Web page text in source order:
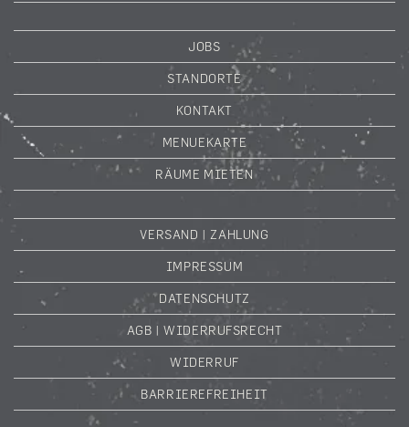
JOBS
STANDORTE
KONTAKT
MENUEKARTE
RÄUME MIETEN
VERSAND | ZAHLUNG
IMPRESSUM
DATENSCHUTZ
AGB | WIDERRUFSRECHT
WIDERRUF
BARRIEREFREIHEIT